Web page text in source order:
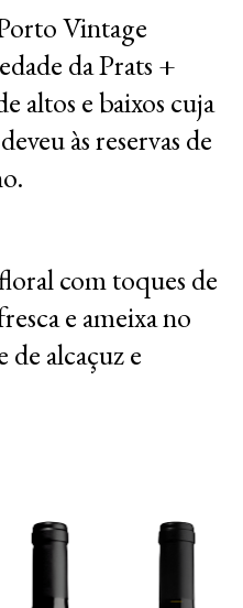
Vintage
da Prats +
altos e baixos cuja
às reservas de
com toques de
e ameixa no
alcaçuz e